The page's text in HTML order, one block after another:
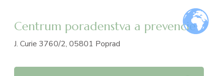
Centrum poradenstva a prevencie
J. Curie 3760/2, 05801 Poprad